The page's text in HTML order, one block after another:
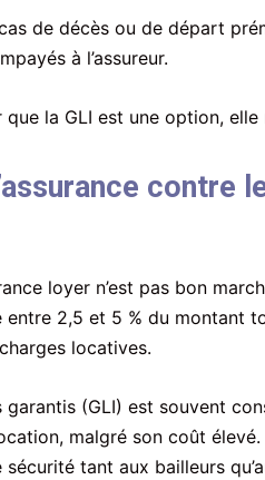
de décès ou de départ
à l’assureur.
la GLI est une option,
contre
loyer n’est pas bon
entre 2,5 et 5 % du montant
locatives.
garantis (GLI) est souvent
malgré son coût
tant aux bailleurs